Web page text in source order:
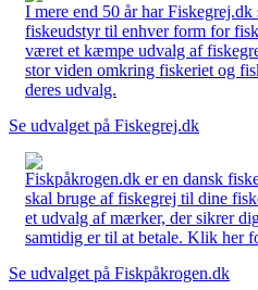
I mere end 50 år har
fiskeudstyr til enhver form for
været et kæmpe udvalg af
stor viden omkring fiskeriet og
deres udvalg.
Se udvalget på Fiskegrej.dk
Fiskpåkrogen.dk er en dansk
skal bruge af fiskegrej til dine
et udvalg af mærker, der sikrer
samtidig er til at betale. Klik her
Se udvalget på Fiskpåkrogen.dk